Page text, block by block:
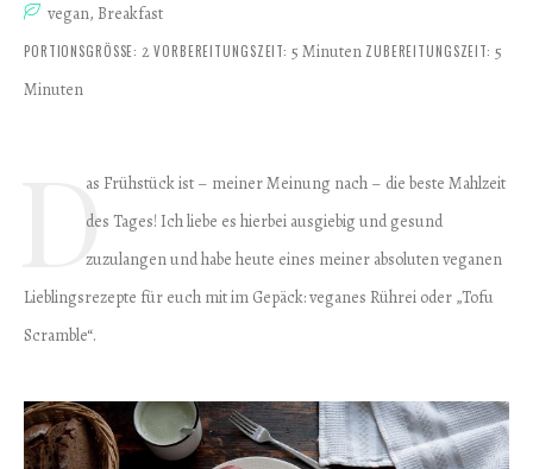
vegan, Breakfast
PORTIONSGRÖSSE: 2VORBEREITUNGSZEIT: 5 Minuten ZUBEREITUNGSZEIT: 5
Minuten
D
as Frühstück ist – meiner Meinung nach – die beste Mahlzeit
des Tages! Ich liebe es hierbei ausgiebig und gesund
zuzulangen und habe heute eines meiner absoluten veganen
Lieblingsrezepte für euch mit im Gepäck: veganes Rührei oder „Tofu
Scramble“.